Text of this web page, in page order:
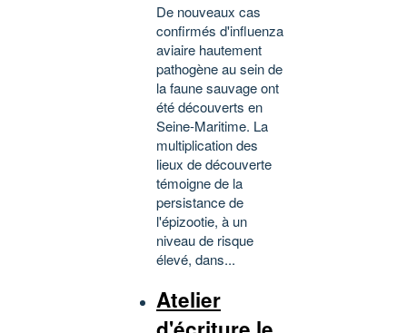
De nouveaux cas
confirmés d'influenza
aviaire hautement
pathogène au sein de
la faune sauvage ont
été découverts en
Seine-Maritime. La
multiplication des
lieux de découverte
témoigne de la
persistance de
l'épizootie, à un
niveau de risque
élevé, dans...
Atelier